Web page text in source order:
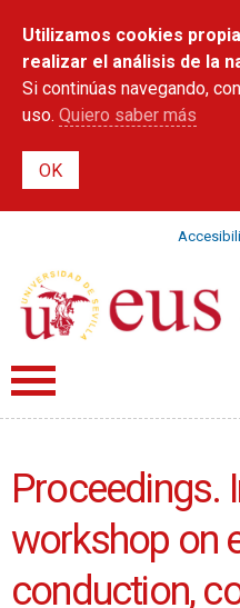
principal
Utilizamos cookies
realizar el análisis de la
Si continúas navegando,
uso. Quiero saber más
Proceedings.
workshop on
conduction,